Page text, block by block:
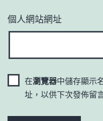
個人網站網址
在瀏覽器中儲存顯示
址，以供下次發佈留